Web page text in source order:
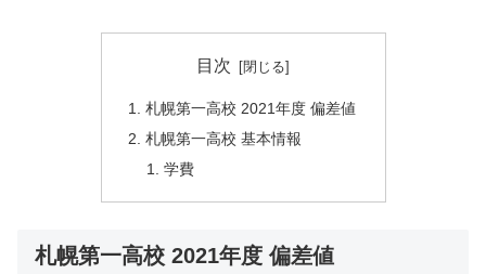
目次
札幌第一高校 2021年度 偏差値
札幌第一高校 基本情報
学費
札幌第一高校 2021年度 偏差値